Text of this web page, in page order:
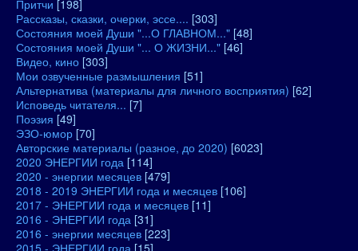
Притчи [198]
Рассказы, сказки, очерки, эссе.... [303]
Состояния моей Души "...О ГЛАВНОМ..." [48]
Состояния моей Души "... О ЖИЗНИ..." [46]
Видео, кино [303]
Мои озвученные размышления [51]
Альтернатива (материалы для личного восприятия) [62]
Исповедь читателя... [7]
Поэзия [49]
ЭЗО-юмор [70]
Авторские материалы (разное, до 2020) [6023]
2020 ЭНЕРГИИ года [114]
2020 - энергии месяцев [479]
2018 - 2019 ЭНЕРГИИ года и месяцев [106]
2017 - ЭНЕРГИИ года и месяцев [11]
2016 - ЭНЕРГИИ года [31]
2016 - энергии месяцев [223]
2015 - ЭНЕРГИИ года [15]